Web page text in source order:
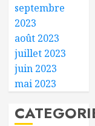
septembre
2023
août 2023
juillet 2023
juin 2023
mai 2023